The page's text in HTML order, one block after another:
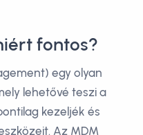
fontos?
egy olyan
lehetővé teszi a
kezeljék és
Az MDM